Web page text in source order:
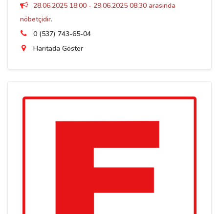
28.06.2025 18:00 - 29.06.2025 08:30 arasında
nöbetçidir.
0 (537) 743-65-04
Haritada Göster